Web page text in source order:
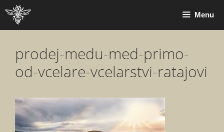
Přeskočit
na
obsah
Menu
prodej-medu-med-primo-
od-vcelare-vcelarstvi-ratajovi